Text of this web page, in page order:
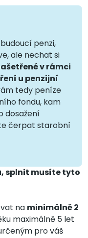
penzi,
ale nechat si
v rámci
u penzijní
tedy peníze
fondu, kam
dosažení
čerpat starobní
splnit musíte tyto
na minimálně 2
maximálně 5 let
pro váš